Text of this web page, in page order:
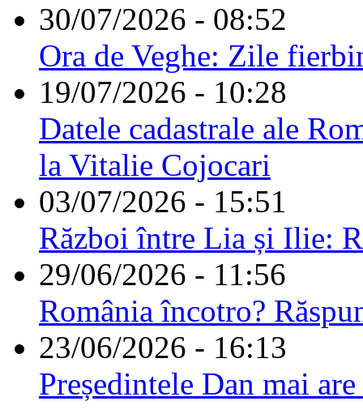
30/07/2026 - 08:52
Ora de Veghe: Zile
19/07/2026 - 10:28
Datele cadastrale ale
la Vitalie Cojocari
03/07/2026 - 15:51
Război între Lia și Ilie:
29/06/2026 - 11:56
România încotro?
23/06/2026 - 16:13
Președintele Dan mai